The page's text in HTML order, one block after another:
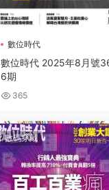
數位時代
數位時代 2025年8月號
6期
365
數碼穿戴